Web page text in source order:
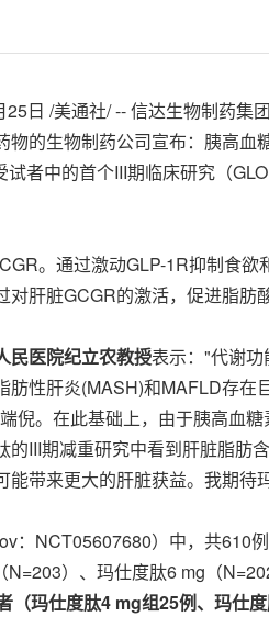
25日 /美通社/ -- 信达生物制药集
的生物制药公司宣布：胰高血
者中的首个III期临床研究（
。通过激动GLP-1R抑制食
肝脏GCGR的激活，促进脂肪
民医院纪立农教授表示："代谢
肪性肝炎(MASH)和MAFLD存
倪。在此基础上，由于胰高血
的III期减重研究中看到肝脏脂
能带来更大的肝脏获益。我期
：NCT05607680）中，共610
）、玛仕度肽6 mg（
（玛仕度肽4 mg组25例、玛仕